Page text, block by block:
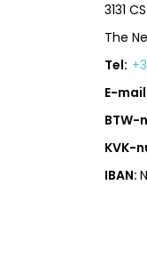
3131
The
Tel:
E-
BTW-
KVK-
IBAN: